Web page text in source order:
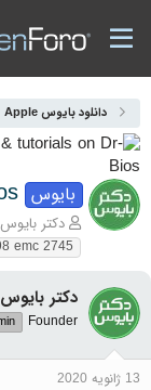
دانلود بایوس Apple
بایوس
آغازگر
دکتر بایوس
emc 2745
دکتر بایوس
Founder
13 ژانویه 2020